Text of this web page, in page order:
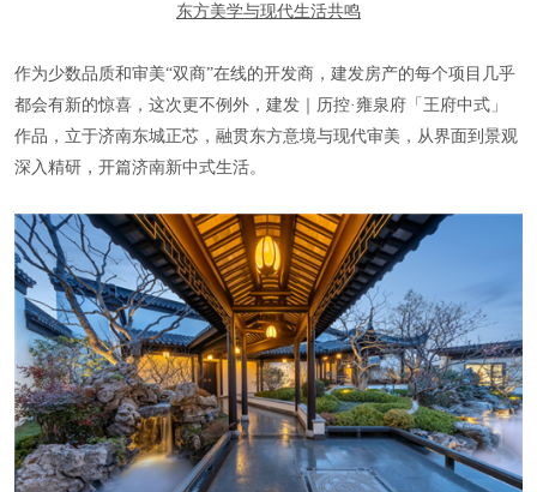
东方美学与现代生活共鸣
作为少数品质和审美“双商”在线的开发商，建发房产的每个项目几乎
都会有新的惊喜，这次更不例外，建发｜历控·雍泉府「王府中式」
作品，立于济南东城正芯，融贯东方意境与现代审美，从界面到景观
深入精研，开篇济南新中式生活。